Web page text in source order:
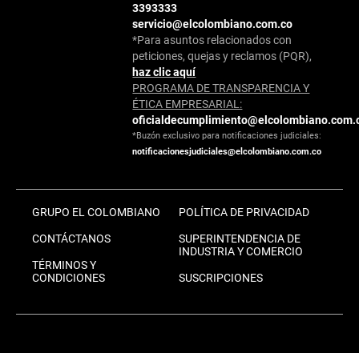
3393333
servicio@elcolombiano.com.co
*Para asuntos relacionados con
peticiones, quejas y reclamos (PQR),
haz clic aquí
PROGRAMA DE TRANSPARENCIA Y
ÉTICA EMPRESARIAL:
*Buzón exclusivo para notificaciones judiciales:
notificacionesjudiciales@elcolombiano.com.co
GRUPO EL COLOMBIANO
CONTÁCTANOS
TÉRMINOS Y
CONDICIONES
POLÍTICA DE PRIVACIDAD
SUPERINTENDENCIA DE
INDUSTRIA Y COMERCIO
SUSCRIPCIONES